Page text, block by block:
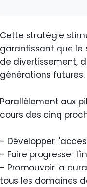
Cette stratégie
garantissant que le
de divertissement,
générations futures.
Parallèlement aux
cours des cinq
- Développer
- Faire progresser
- Promouvoir la
tous les domaines